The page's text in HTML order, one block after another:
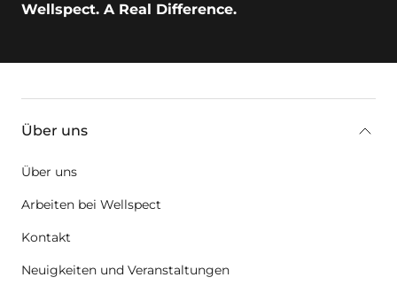
Wellspect. A Real Difference.
Über uns
Über uns
Arbeiten bei Wellspect
Kontakt
Neuigkeiten und Veranstaltungen